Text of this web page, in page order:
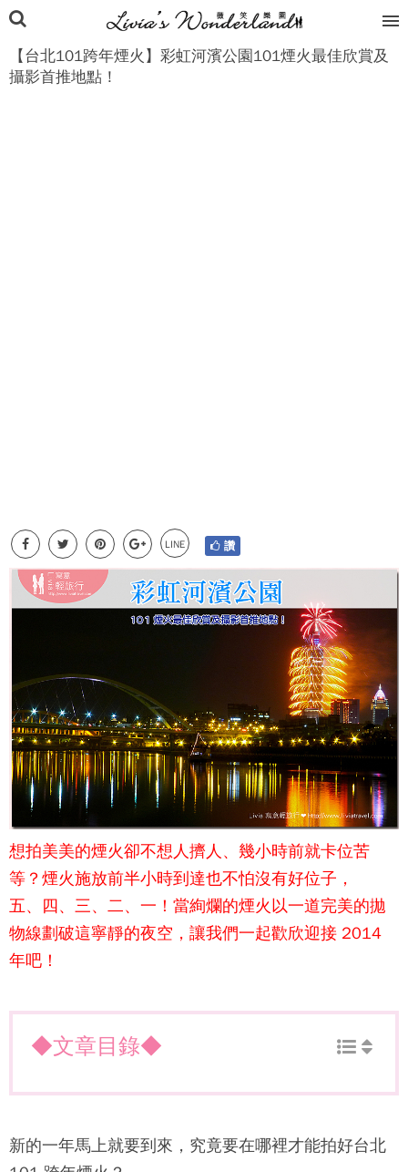
【台北101跨年煙火】彩虹河濱公園101煙火最佳欣賞及
攝影首推地點！
LINE 讚
想拍美美的煙火卻不想人擠人、幾小時前就卡位苦
等？煙火施放前半小時到達也不怕沒有好位子，
五、四、三、二、一！當絢爛的煙火以一道完美的拋
物線劃破這寧靜的夜空，讓我們一起歡欣迎接 2014
年吧！
◆文章目錄◆
新的一年馬上就要到來，究竟要在哪裡才能拍好台北